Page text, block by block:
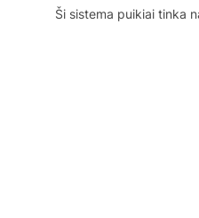
Ši sistema puikiai tinka